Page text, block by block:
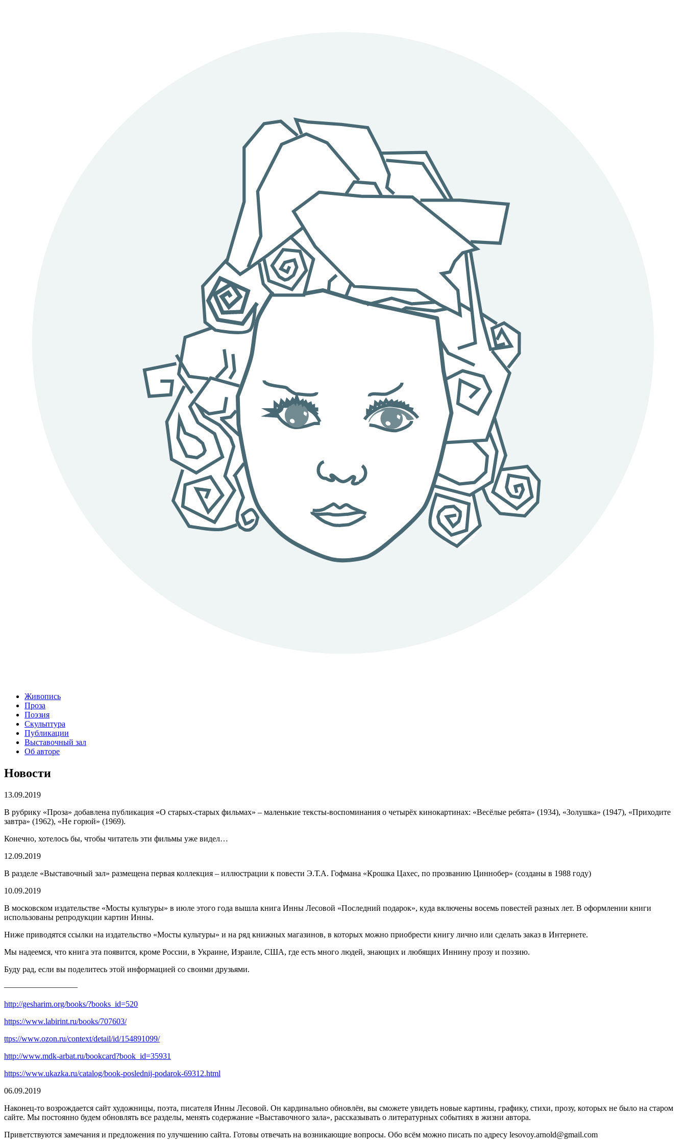
Живопись
Проза
Поэзия
Скульптура
Публикации
Выставочный зал
Об авторе
Новости
13.09.2019
В рубрику «Проза» добавлена публикация «О старых-старых фильмах» – маленькие тексты-воспоминания о четырёх кинокартинах: «Весёлые ребята» (1934), «Золушка» (1947), «Приходите
завтра» (1962), «Не горюй» (1969).
Конечно, хотелось бы, чтобы читатель эти фильмы уже видел…
12.09.2019
В разделе «Выставочный зал» размещена первая коллекция – иллюстрации к повести Э.Т.А. Гофмана «Крошка Цахес, по прозванию Циннобер» (созданы в 1988 году)
10.09.2019
В московском издательстве «Мосты культуры» в июле этого года вышла книга Инны Лесовой «Последний подарок», куда включены восемь повестей разных лет. В оформлении книги
использованы репродукции картин Инны.
Ниже приводятся ссылки на издательство «Мосты культуры» и на ряд книжных магазинов, в которых можно приобрести книгу лично или сделать заказ в Интернете.
Мы надеемся, что книга эта появится, кроме России, в Украине, Израиле, США, где есть много людей, знающих и любящих Иннину прозу и поэзию.
Буду рад, если вы поделитесь этой информацией со своими друзьями.
—————————
http://gesharim.org/books/?books_id=520
https://www.labirint.ru/books/707603/
ttps://www.ozon.ru/context/detail/id/154891099/
http://www.mdk-arbat.ru/bookcard?book_id=35931
https://www.ukazka.ru/catalog/book-poslednij-podarok-69312.html
06.09.2019
Наконец-то возрождается сайт художницы, поэта, писателя Инны Лесовой. Он кардинально обновлён, вы сможете увидеть новые картины, графику, стихи, прозу, которых не было на старом
сайте. Мы постоянно будем обновлять все разделы, менять содержание «Выставочного зала», рассказывать о литературных событиях в жизни автора.
Приветствуются замечания и предложения по улучшению сайта. Готовы отвечать на возникающие вопросы. Обо всём можно писать по адресу lesovoy.arnold@gmail.com